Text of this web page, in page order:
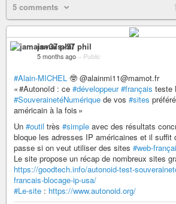
5 comments
jamais+37 phil
5 months ago – Public
#Alain-MICHEL 🤓 @alainmi11@mamot.fr
« #Autonoïd : ce #développeur #français teste
#SouverainetéNumérique de vos #sites
américain à la fois »
Un #outil très #simple avec des résultats
bloque les adresses IP américaines et il suffit
passe si on veut utiliser des sites #web-
Le site propose un récap de nombreux sites
https://goodtech.info/autonoid-test-
francais-blocage-ip-usa/
#Le-site : https://www.autonoid.org/